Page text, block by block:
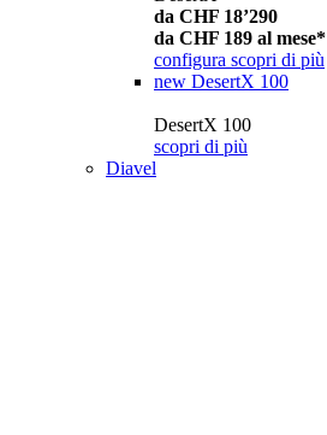
da CHF 18’290
da CHF 189 al mese*
configura scopri di più
new DesertX 100
DesertX 100
scopri di più
Diavel